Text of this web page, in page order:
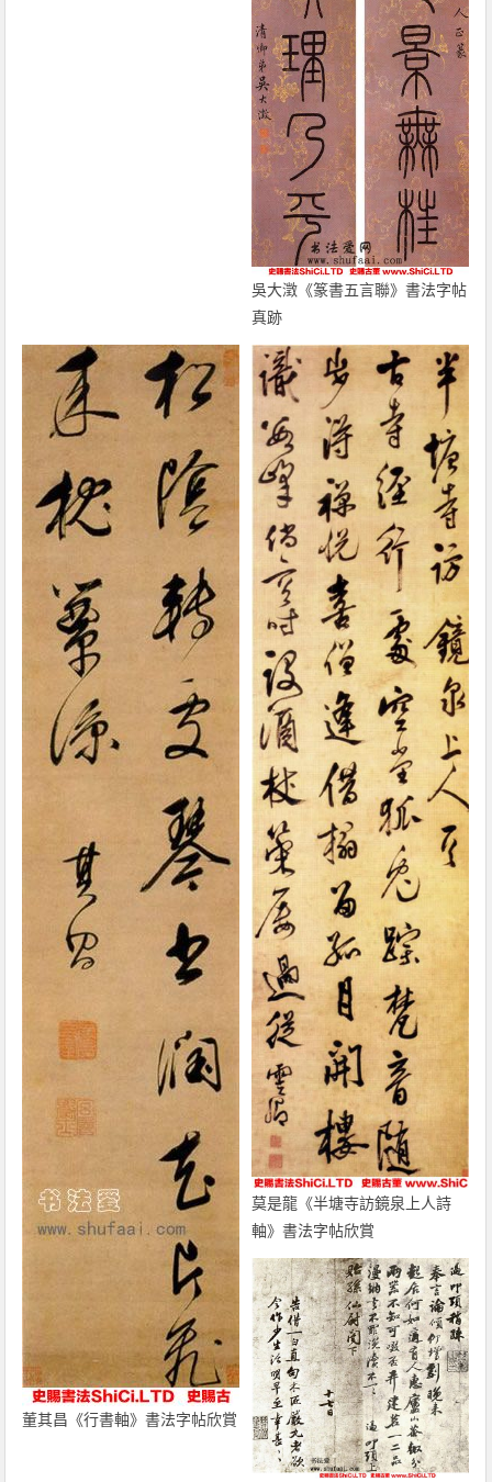
吳大澂《篆書五言聯》書法字帖
真跡
董其昌《行書軸》書法字帖欣賞
莫是龍《半塘寺訪鏡泉上人詩
軸》書法字帖欣賞